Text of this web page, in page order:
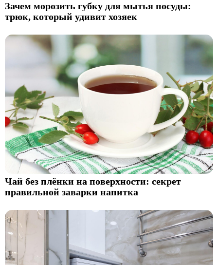
Зачем морозить губку для мытья посуды:
трюк, который удивит хозяек
Чай без плёнки на поверхности: секрет
правильной заварки напитка